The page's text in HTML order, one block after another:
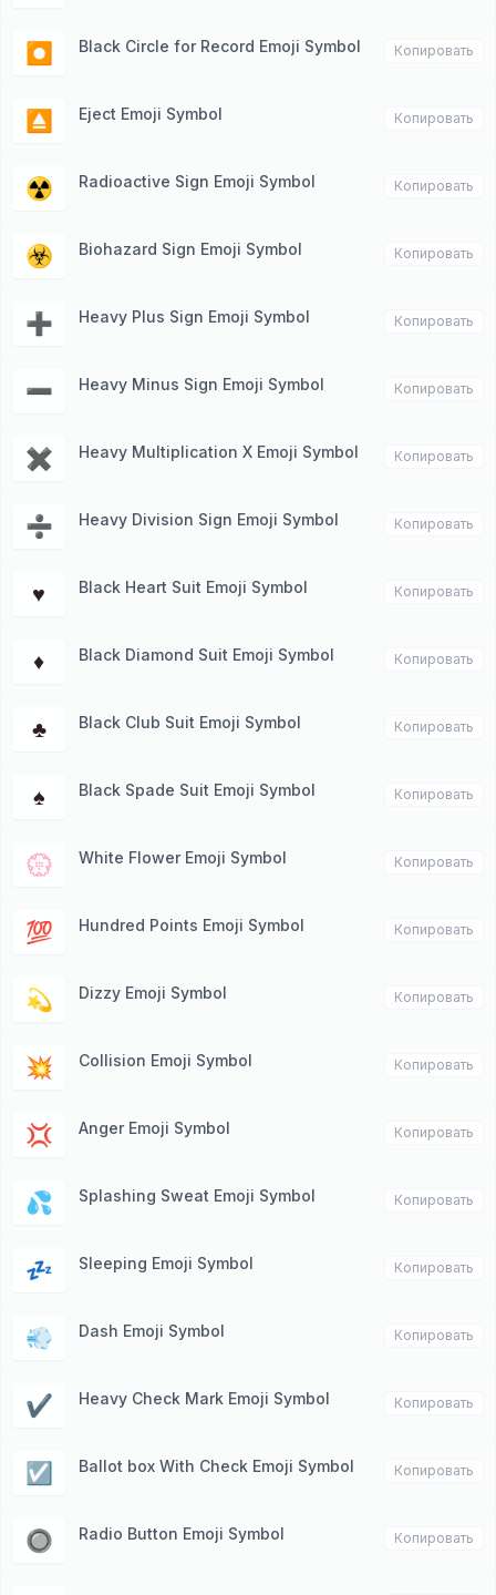
⏺ Black Circle for Record Emoji Symbol Копировать
⏏️ Eject Emoji Symbol Копировать
☢️ Radioactive Sign Emoji Symbol Копировать
☣️ Biohazard Sign Emoji Symbol Копировать
➕ Heavy Plus Sign Emoji Symbol Копировать
➖ Heavy Minus Sign Emoji Symbol Копировать
✖️ Heavy Multiplication X Emoji Symbol Копировать
➗ Heavy Division Sign Emoji Symbol Копировать
♥️ Black Heart Suit Emoji Symbol Копировать
♦️ Black Diamond Suit Emoji Symbol Копировать
♣️ Black Club Suit Emoji Symbol Копировать
♠️ Black Spade Suit Emoji Symbol Копировать
💮 White Flower Emoji Symbol Копировать
💯 Hundred Points Emoji Symbol Копировать
💫 Dizzy Emoji Symbol Копировать
💥 Collision Emoji Symbol Копировать
💢 Anger Emoji Symbol Копировать
💦 Splashing Sweat Emoji Symbol Копировать
💤 Sleeping Emoji Symbol Копировать
💨 Dash Emoji Symbol Копировать
✔️ Heavy Check Mark Emoji Symbol Копировать
☑️ Ballot box With Check Emoji Symbol Копировать
🔘 Radio Button Emoji Symbol Копировать